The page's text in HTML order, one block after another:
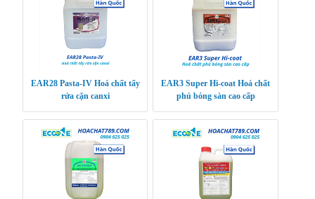
EAR28 Pasta-IV Hoá chất tẩy
rửa cặn canxi
EAR3 Super Hi-coat Hoá chất
phủ bóng sàn cao cấp